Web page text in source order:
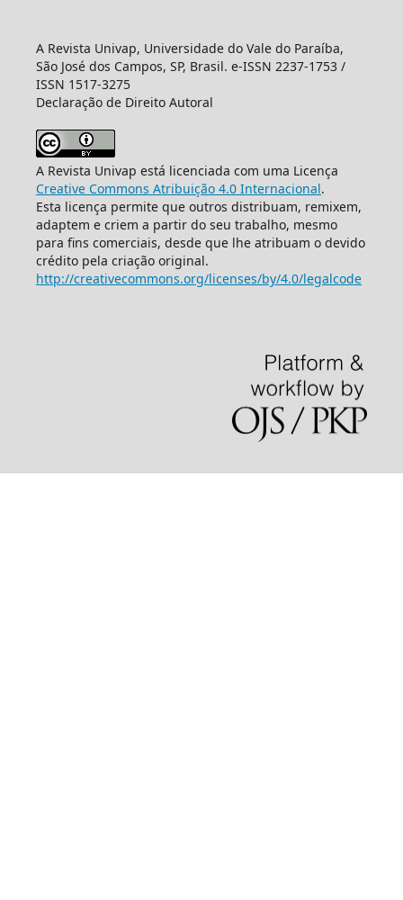
A Revista Univap, Universidade do Vale do Paraíba,
São José dos Campos, SP, Brasil. e-ISSN 2237-1753 /
ISSN 1517-3275
Declaração de Direito Autoral
A Revista Univap está licenciada com uma Licença
Creative Commons Atribuição 4.0 Internacional.
Esta licença permite que outros distribuam, remixem,
adaptem e criem a partir do seu trabalho, mesmo
para fins comerciais, desde que lhe atribuam o devido
crédito pela criação original.
http://creativecommons.org/licenses/by/4.0/legalcode